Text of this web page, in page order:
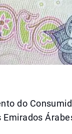
do
Emirados